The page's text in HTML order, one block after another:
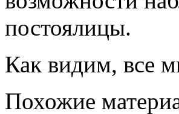
постоялицы.
Как видим, все
Похожие